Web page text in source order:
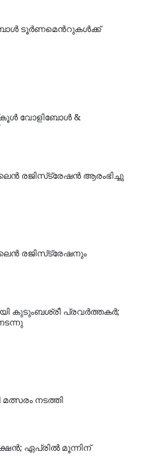
ബോൾ ടൂർണമെന്‍റുകള്‍ക്ക്
വോളിബോൾ &
രജിസ്‌ട്രേഷന്‍ ആരംഭിച്ചു
രജിസ്‌ട്രേഷനും
കുടുംബശ്രീ പ്രവർത്തകർ;
നടത്തി
ഏപ്രിൽ മൂന്നിന്